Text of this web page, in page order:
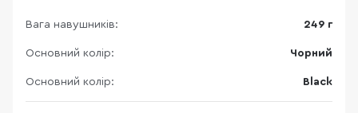
Вага навушників: 249 г
Основний колір: Чорний
Основний колір: Black